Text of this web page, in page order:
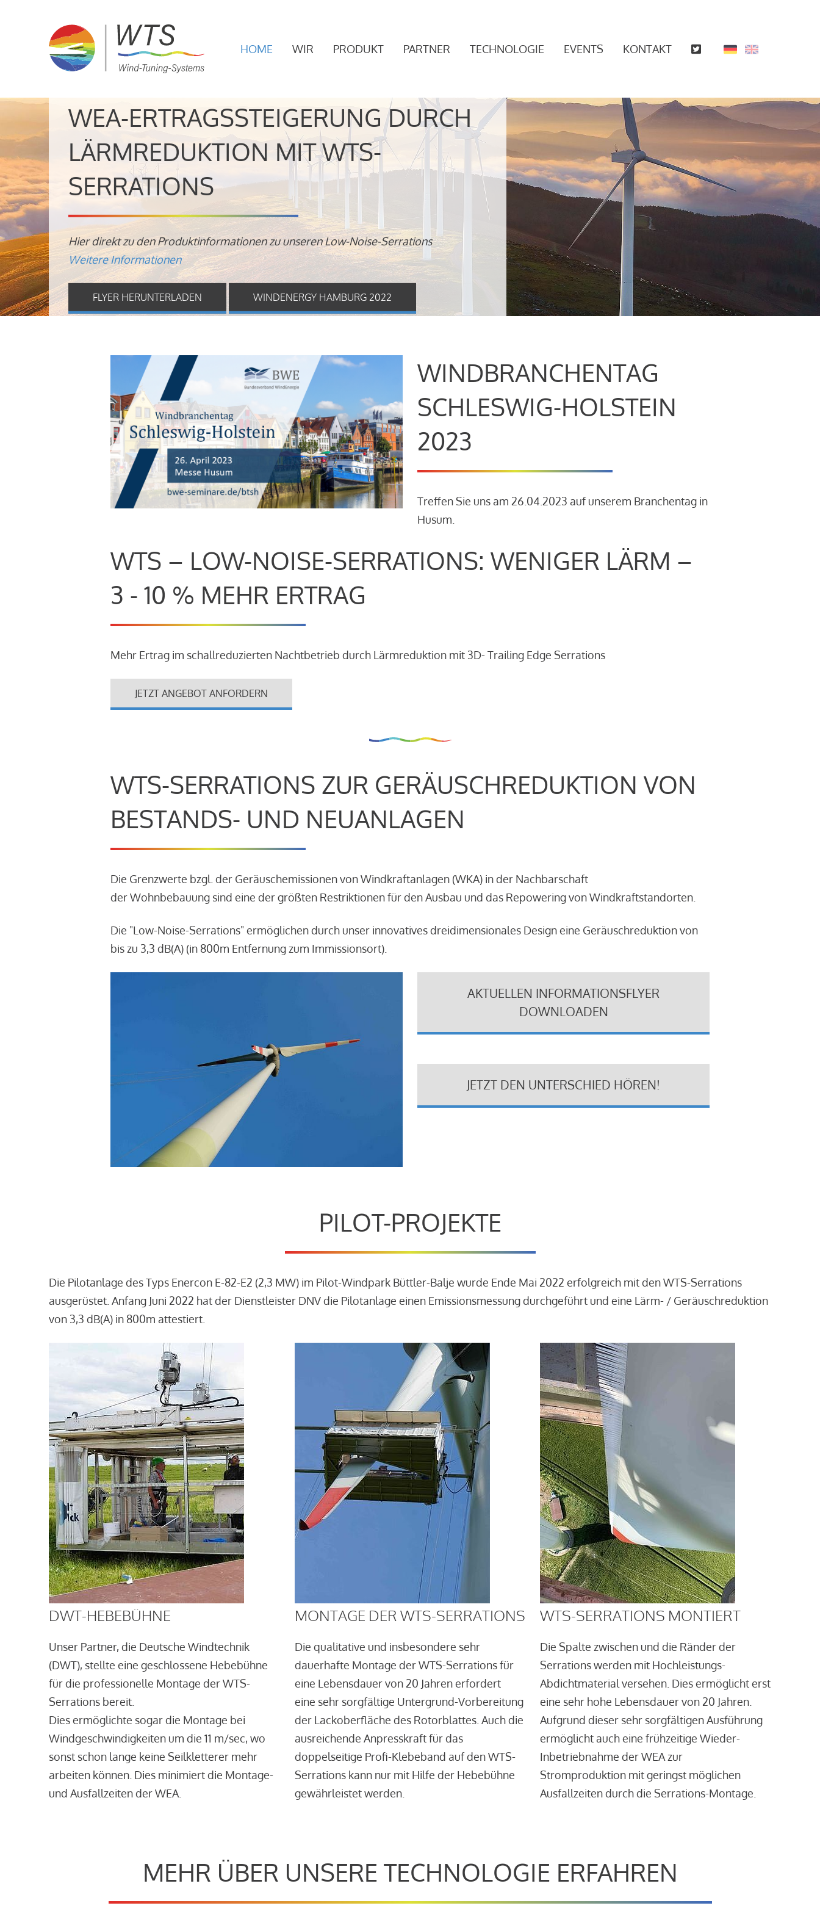
HOME WIR PRODUKT PARTNER TECHNOLOGIE EVENTS KONTAKT
WEA-ERTRAGSSTEIGERUNG DURCH
LÄRMREDUKTION MIT WTS-
SERRATIONS
Hier direkt zu den Produktinformationen zu unseren Low-Noise-Serrations
Weitere Informationen
FLYER HERUNTERLADEN WINDENERGY HAMBURG 2022
WINDBRANCHENTAG
SCHLESWIG-HOLSTEIN
2023
Treffen Sie uns am 26.04.2023 auf unserem Branchentag in
Husum.
WTS – LOW-NOISE-SERRATIONS: WENIGER LÄRM –
3 - 10 % MEHR ERTRAG
Mehr Ertrag im schallreduzierten Nachtbetrieb durch Lärmreduktion mit 3D- Trailing Edge Serrations
JETZT ANGEBOT ANFORDERN
WTS-SERRATIONS ZUR GERÄUSCHREDUKTION VON
BESTANDS- UND NEUANLAGEN
Die Grenzwerte bzgl. der Geräuschemissionen von Windkraftanlagen (WKA) in der Nachbarschaft
der Wohnbebauung sind eine der größten Restriktionen für den Ausbau und das Repowering von Windkraftstandorten.
Die "Low-Noise-Serrations" ermöglichen durch unser innovatives dreidimensionales Design eine Geräuschreduktion von
bis zu 3,3 dB(A) (in 800m Entfernung zum Immissionsort).
AKTUELLEN INFORMATIONSFLYER
DOWNLOADEN
JETZT DEN UNTERSCHIED HÖREN!
PILOT-PROJEKTE
Die Pilotanlage des Typs Enercon E-82-E2 (2,3 MW) im Pilot-Windpark Büttler-Balje wurde Ende Mai 2022 erfolgreich mit den WTS-Serrations
ausgerüstet. Anfang Juni 2022 hat der Dienstleister DNV die Pilotanlage einen Emissionsmessung durchgeführt und eine Lärm- / Geräuschreduktion
von 3,3 dB(A) in 800m attestiert.
DWT-HEBEBÜHNE
Unser Partner, die Deutsche Windtechnik
(DWT), stellte eine geschlossene Hebebühne
für die professionelle Montage der WTS-
Serrations bereit.
Dies ermöglichte sogar die Montage bei
Windgeschwindigkeiten um die 11 m/sec, wo
sonst schon lange keine Seilkletterer mehr
arbeiten können. Dies minimiert die Montage-
und Ausfallzeiten der WEA.
MONTAGE DER WTS-SERRATIONS
Die qualitative und insbesondere sehr
dauerhafte Montage der WTS-Serrations für
eine Lebensdauer von 20 Jahren erfordert
eine sehr sorgfältige Untergrund-Vorbereitung
der Lackoberfläche des Rotorblattes. Auch die
ausreichende Anpresskraft für das
doppelseitige Profi-Klebeband auf den WTS-
Serrations kann nur mit Hilfe der Hebebühne
gewährleistet werden.
WTS-SERRATIONS MONTIERT
Die Spalte zwischen und die Ränder der
Serrations werden mit Hochleistungs-
Abdichtmaterial versehen. Dies ermöglicht erst
eine sehr hohe Lebensdauer von 20 Jahren.
Aufgrund dieser sehr sorgfältigen Ausführung
ermöglicht auch eine frühzeitige Wieder-
Inbetriebnahme der WEA zur
Stromproduktion mit geringst möglichen
Ausfallzeiten durch die Serrations-Montage.
MEHR ÜBER UNSERE TECHNOLOGIE ERFAHREN